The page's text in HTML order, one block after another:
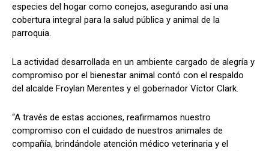
especies del hogar como conejos, asegurando así una
cobertura integral para la salud pública y animal de la
parroquia.
La actividad desarrollada en un ambiente cargado de alegría y
compromiso por el bienestar animal contó con el respaldo
del alcalde Froylan Merentes y el gobernador Víctor Clark.
“A través de estas acciones, reafirmamos nuestro
compromiso con el cuidado de nuestros animales de
compañía, brindándole atención médico veterinaria y el